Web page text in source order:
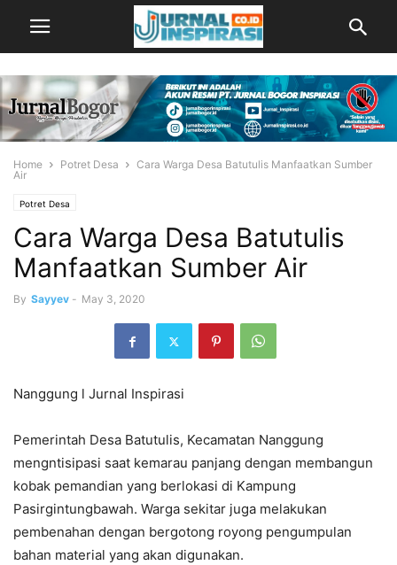
Home Potret Desa
Cara Warga Desa Batutulis Manfaatkan Sumber
Air
Potret Desa
Cara Warga Desa Batutulis
Manfaatkan Sumber Air
By Sayyev - May 3, 2020
Nanggung l Jurnal Inspirasi
Pemerintah Desa Batutulis, Kecamatan Nanggung
mengntisipasi saat kemarau panjang dengan membangun
kobak pemandian yang berlokasi di Kampung
Pasirgintungbawah. Warga sekitar juga melakukan
pembenahan dengan bergotong royong pengumpulan
bahan material yang akan digunakan.